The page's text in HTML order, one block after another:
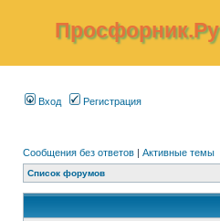
Просфорник.Ру
Вход Регистрация
Сообщения без ответов | Активные темы
Список форумов